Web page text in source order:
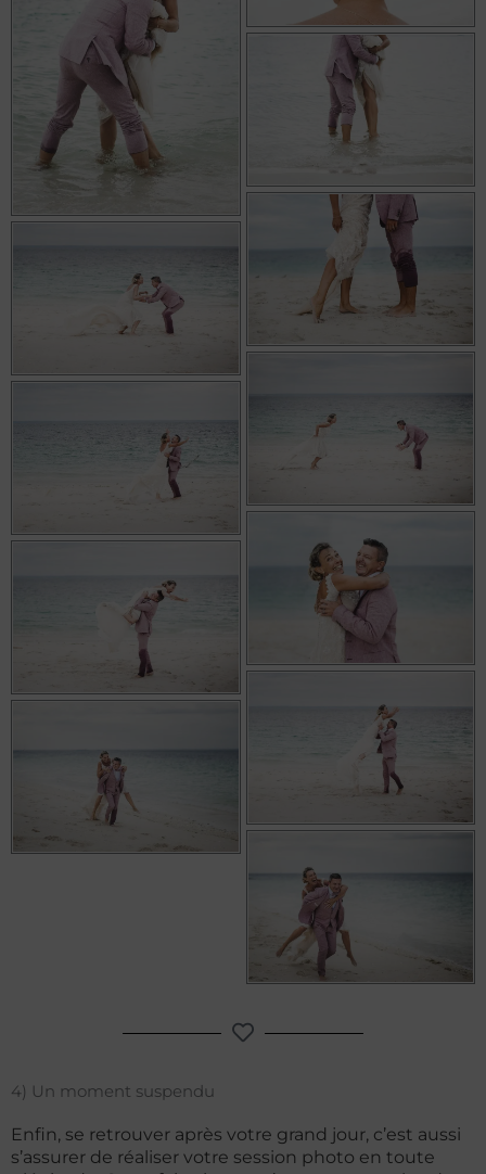
4) Un moment suspendu
Enfin, se retrouver après votre grand jour, c’est aussi
s’assurer de réaliser votre session photo en toute